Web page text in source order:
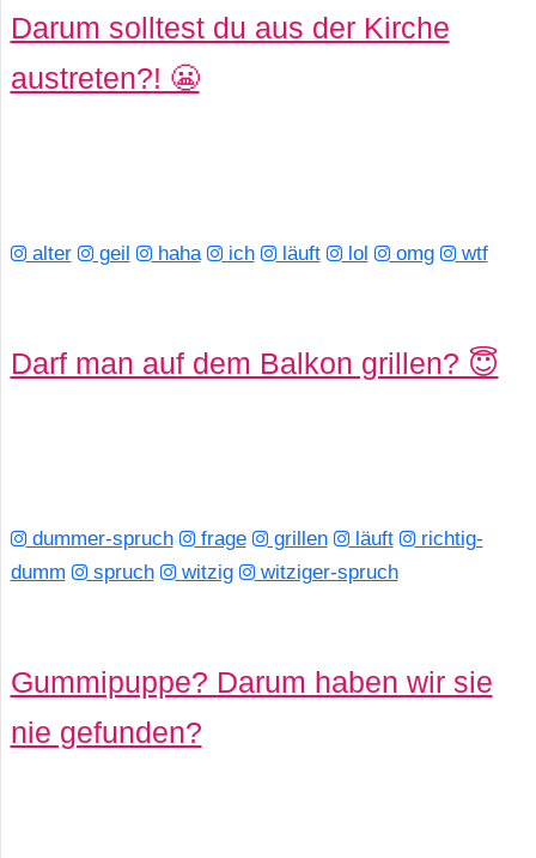
Darum solltest du aus der Kirche
austreten?! 😬
alter geil haha ich läuft lol omg wtf
Darf man auf dem Balkon grillen? 😇
dummer-spruch frage grillen läuft
richtig-
dumm
spruch witzig witziger-spruch
Gummipuppe? Darum haben wir sie
nie gefunden?